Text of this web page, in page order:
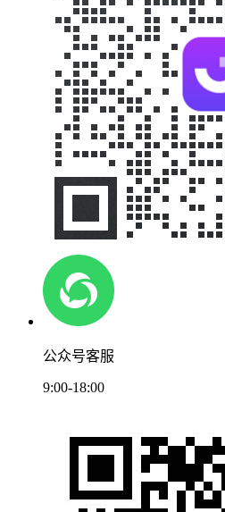
公众号客服
9:00-18:00